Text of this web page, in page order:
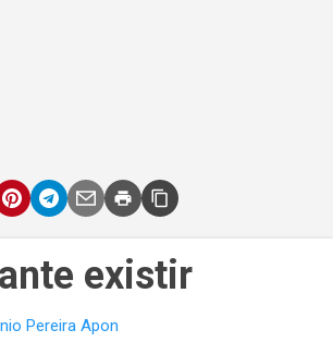
existir
Pereira Apon